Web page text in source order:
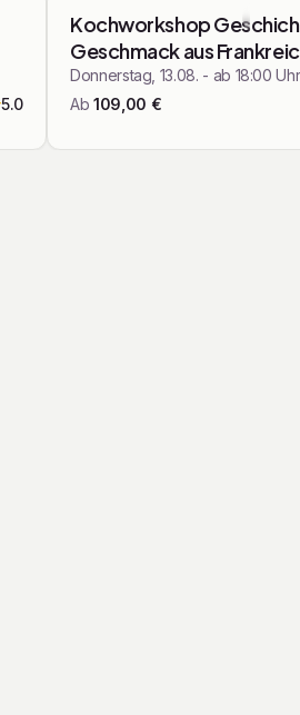
5.0
Kochworkshop
Geschmack aus
Donnerstag, 13.08. - ab 18:00 Uhr
Ab 109,00 €